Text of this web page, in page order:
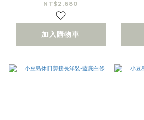
NT$2,680
加入購物車